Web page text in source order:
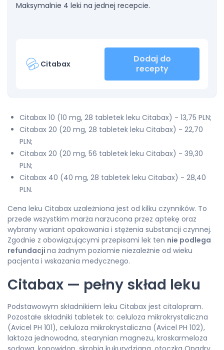
Maksymalnie 4 leki na jednej recepcie.
Citabax
Dodaj do
recepty
Citabax 10 (10 mg, 28 tabletek leku Citabax) - 13,75 PLN;
Citabax 20 (20 mg, 28 tabletek leku Citabax) - 22,70
PLN;
Citabax 20 (20 mg, 56 tabletek leku Citabax) - 39,30
PLN;
Citabax 40 (40 mg, 28 tabletek leku Citabax) - 28,40
PLN.
Cena leku Citabax uzależniona jest od kilku czynników. To
przede wszystkim marża narzucona przez aptekę oraz
wybrany wariant opakowania i stężenia substancji czynnej.
Zgodnie z obowiązującymi przepisami lek ten nie podlega
refundacji na żadnym poziomie niezależnie od wieku
pacjenta i wskazania medycznego.
Citabax — pełny skład leku
Podstawowym składnikiem leku Citabax jest citalopram.
Pozostałe składniki tabletek to: celuloza mikrokrystaliczna
(Avicel PH 101), celuloza mikrokrystaliczna (Avicel PH 102),
laktoza jednowodna, stearynian magnezu, kroskarmeloza